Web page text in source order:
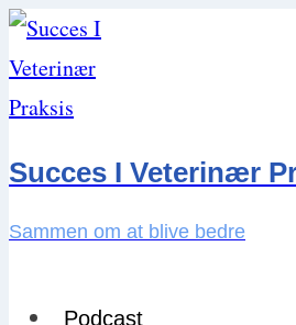
Skip
to
content
Succes I Veterinær
Sammen om at blive bedre
Podcast